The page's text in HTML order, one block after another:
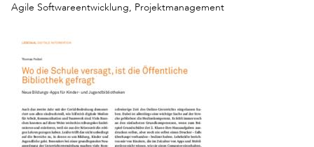
Agile Softwareentwicklung, Projektmanagement